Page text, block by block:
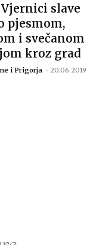
Vjernici slave
pjesmom,
i svečanom
kroz grad
i Prigorja - 20.06.2019